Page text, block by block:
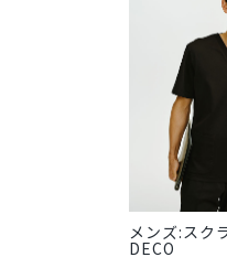
メンズ:スク
DECO